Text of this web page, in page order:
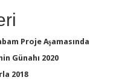
Proje Aşamasında
Günahı 2020
2018